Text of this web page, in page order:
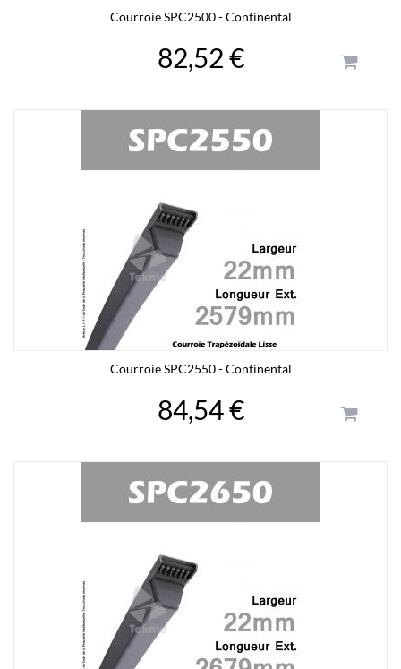
Courroie SPC2500 - Continental
82,52 €
Courroie SPC2550 - Continental
84,54 €